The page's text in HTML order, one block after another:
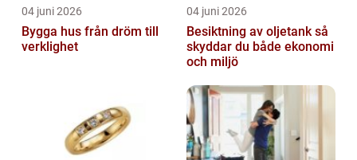
04 juni 2026
Bygga hus från dröm till
verklighet
04 juni 2026
Besiktning av oljetank så
skyddar du både ekonomi
och miljö